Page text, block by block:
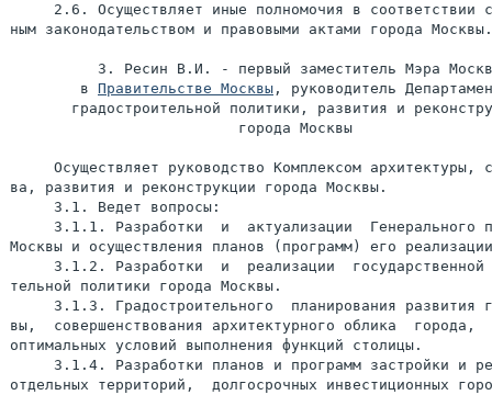
2.6. Осуществляет иные полномочия в соответствии
ным законодательством и правовыми актами города Москвы.
3. Ресин В.И. - первый заместитель Мэра
        в
Правительстве Москвы , руководитель
градостроительной политики, развития и
                          города Москвы
Осуществляет руководство Комплексом архитектуры,
ва, развития и реконструкции города Москвы.
     3.1. Ведет вопросы:
3.1.1. Разработки  и  актуализации  Генерального
Москвы и осуществления планов (программ) его
3.1.2. Разработки  и  реализации  государственной
тельной политики города Москвы.
3.1.3. Градостроительного  планирования развития
вы,  совершенствования архитектурного облика  города,
оптимальных условий выполнения функций столицы.
3.1.4. Разработки планов и программ застройки и
отдельных территорий,  долгосрочных инвестиционных